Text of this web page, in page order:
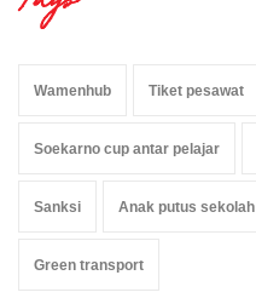
Wamenhub Tiket pesawat
Soekarno cup antar pelajar
Sanksi Anak putus sekolah
Green transport